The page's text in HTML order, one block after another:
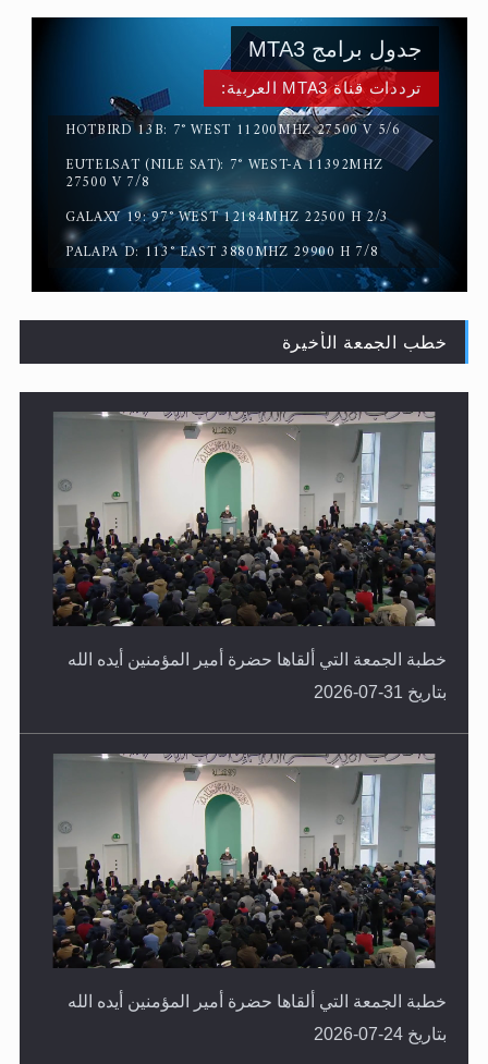
القرآن قاضٍ وحكمٌ على السنة ومهيمنٌ عليها.. ليس العكس
لا ناسخ ولا منسوخ في القرآن الكريم
ترددات قناة MTA3 العربية:
HOTBIRD 13B: 7° WEST 11200MHZ 27500 V 5/6
EUTELSAT (NILE SAT): 7° WEST-A 11392MHZ
27500 V 7/8
GALAXY 19: 97° WEST 12184MHZ 22500 H 2/3
PALAPA D: 113° EAST 3880MHZ 29900 H 7/8
خطب الجمعة الأخيرة
خطبة الجمعة التي ألقاها حضرة أمير المؤمنين أيده الله
خطبة الجمعة التي ألقاها حضرة أمير المؤمنين أيده الله